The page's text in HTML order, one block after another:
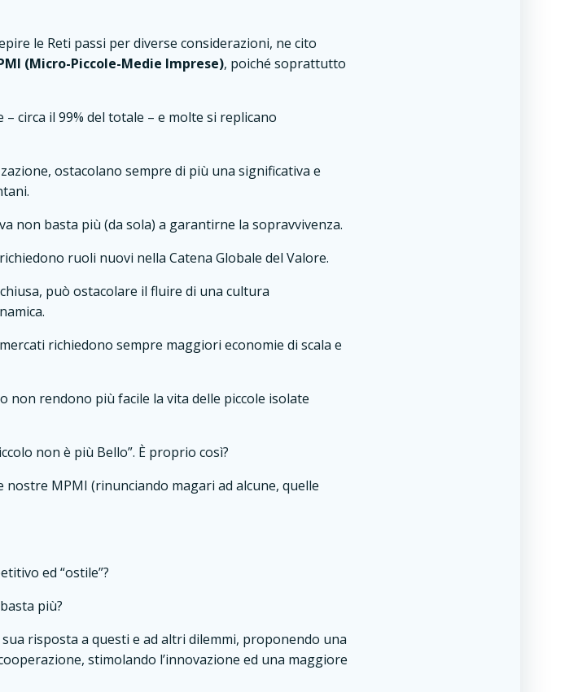
le Reti passi per diverse considerazioni, ne cito
(Micro-Piccole-Medie Imprese), poiché soprattutto
circa il 99% del totale – e molte si replicano
ostacolano sempre di più una significativa e
non basta più (da sola) a garantirne la sopravvivenza.
ruoli nuovi nella Catena Globale del Valore.
può ostacolare il fluire di una cultura
richiedono sempre maggiori economie di scala e
non rendono più facile la vita delle piccole isolate
non è più Bello”. È proprio così?
MPMI (rinunciando magari ad alcune, quelle
ed “ostile”?
più?
risposta a questi e ad altri dilemmi, proponendo una
stimolando l’innovazione ed una maggiore